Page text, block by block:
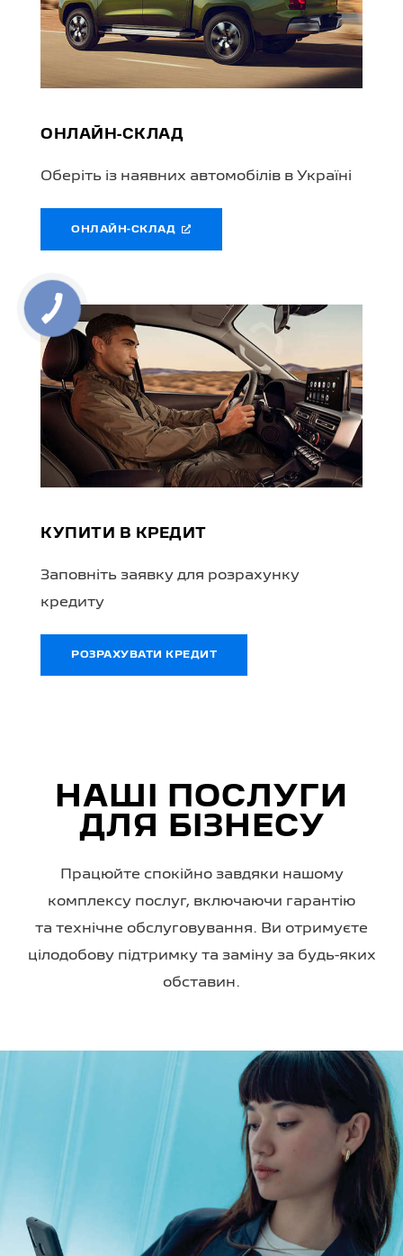
ОНЛАЙН-СКЛАД
Оберіть із наявних автомобілів в Україні
ОНЛАЙН-СКЛАД
КУПИТИ В КРЕДИТ
Заповніть заявку для розрахунку
кредиту
РОЗРАХУВАТИ КРЕДИТ
НАШІ ПОСЛУГИ
ДЛЯ БІЗНЕСУ
Працюйте спокійно завдяки нашому
комплексу послуг, включаючи гарантію
та технічне обслуговування. Ви отримуєте
цілодобову підтримку та заміну за будь-яких
обставин.